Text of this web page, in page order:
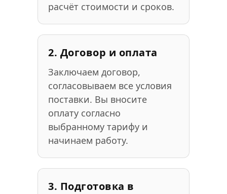
расчёт стоимости и сроков.
2. Договор и оплата
Заключаем договор,
согласовываем все условия
поставки. Вы вносите
оплату согласно
выбранному тарифу и
начинаем работу.
3. Подготовка в